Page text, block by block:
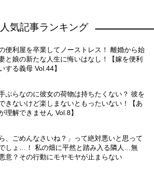
人気記事ランキング
便利屋を卒業してノーストレス！ 離婚から始
と娘の新たな人生に悔いはなし！【嫁を便利
する義母 Vol.44】
ぶらなのに彼女の荷物は持ちたくない？ 彼を
きないけど楽しまないともったいない！【あ
理解できません Vol.8】
ら、ごめんなさいね？」って絶対悪いと思って
しょ…！ 私の畑に平然と踏み入る隣人…無
意？その行動にモヤモヤが止まらない